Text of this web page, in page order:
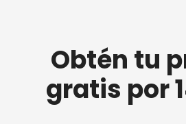
Obtén tu
gratis por